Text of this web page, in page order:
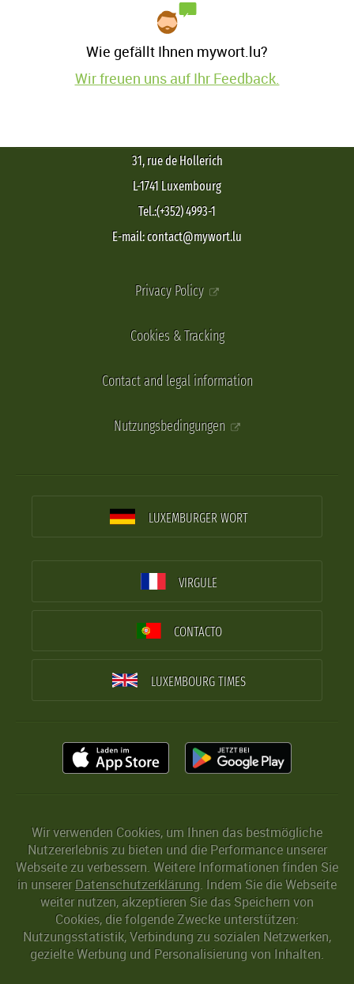
Wie gefällt Ihnen mywort.lu?
Wir freuen uns auf Ihr Feedback.
31, rue de Hollerich
L-1741 Luxembourg
Tel.:(+352) 4993-1
E-mail: contact@mywort.lu
Privacy Policy
Cookies & Tracking
Contact and legal information
Nutzungsbedingungen
LUXEMBURGER WORT
VIRGULE
CONTACTO
LUXEMBOURG TIMES
Wir verwenden Cookies, um Ihnen das bestmögliche
Nutzererlebnis zu bieten und die Performance unserer
Webseite zu verbessern. Weitere Informationen finden Sie
in unserer Datenschutzerklärung. Indem Sie die Webseite
weiter nutzen, akzeptieren Sie das Speichern von
Cookies, die folgende Zwecke unterstützen:
Nutzungsstatistik, Verbindung zu sozialen Netzwerken,
gezielte Werbung und Personalisierung von Inhalten.